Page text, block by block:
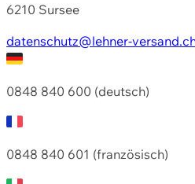
6210 Sursee
datenschutz@lehner-
0848 840 600 (deutsch)
0848 840 601 (französisch)